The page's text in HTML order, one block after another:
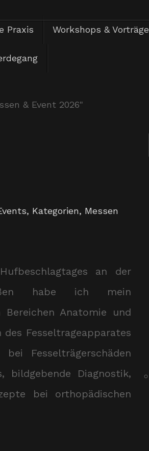
Praxis Workshops & Vorträge
& Event 2026"
, Kategorien, Messen
an der
habe ich mein
Bereichen Anatomie und
Fesseltrageapparates
Fesselträgerschäden
Diagnostik,
bei orthopädischen